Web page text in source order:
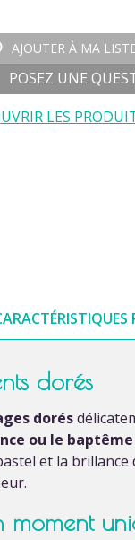
AJOUTER À MA
POSEZ UNE
LES
dorés
dorés
ou le baptême
et la
moment